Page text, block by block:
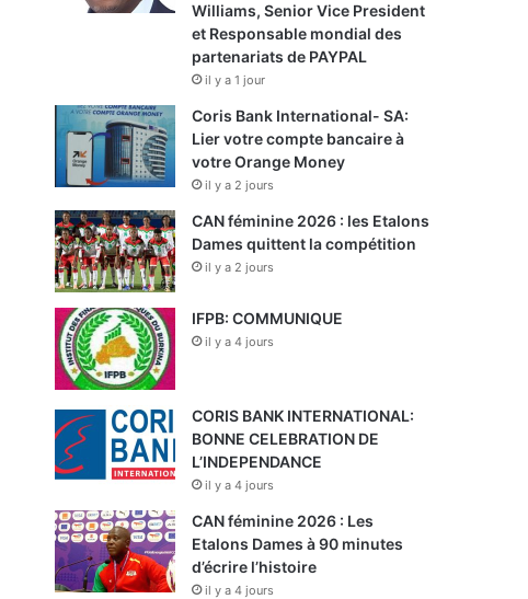
Williams, Senior Vice President
et Responsable mondial des
partenariats de PAYPAL
il y a 1 jour
Coris Bank International- SA:
Lier votre compte bancaire à
votre Orange Money
il y a 2 jours
CAN féminine 2026 : les Etalons
Dames quittent la compétition
il y a 2 jours
IFPB: COMMUNIQUE
il y a 4 jours
CORIS BANK INTERNATIONAL:
BONNE CELEBRATION DE
L’INDEPENDANCE
il y a 4 jours
CAN féminine 2026 : Les
Etalons Dames à 90 minutes
d’écrire l’histoire
il y a 4 jours